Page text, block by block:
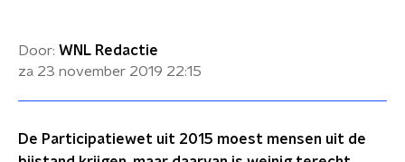
Door: WNL Redactie
za 23 november 2019 22:15
De Participatiewet uit 2015 moest mensen uit de